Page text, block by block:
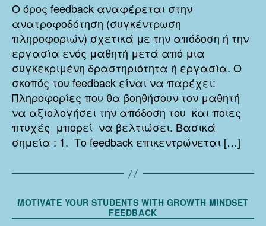
Ο όρος feedback αναφέρεται στην
ανατροφοδότηση (συγκέντρωση
πληροφοριών) σχετικά με την απόδοση ή την
εργασία ενός μαθητή μετά από μια
συγκεκριμένη δραστηριότητα ή εργασία. Ο
σκοπός του feedback είναι να παρέχει:
Πληροφορίες που θα βοηθήσουν τον μαθητή
να αξιολογήσει την απόδοση του και ποιες
πτυχές μπορεί να βελτιώσει. Βασικά
σημεία : 1. Το feedback επικεντρώνεται […]
Κατηγορίες
MOTIVATE YOUR STUDENTS WITH GROWTH MINDSET
FEEDBACK